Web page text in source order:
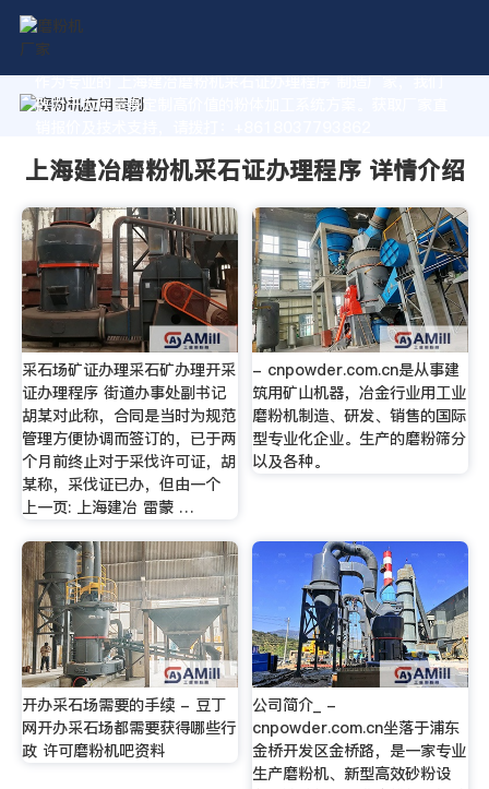
作为专业的 上海建冶磨粉机采石证办理程序 制造厂家，我们
致力于为您量身定制高价值的粉体加工系统方案。获取厂家直
上海建冶磨粉机采石证办理程序 详情介绍
采石场矿证办理采石矿办理开采
证办理程序 街道办事处副书记
胡某对此称，合同是当时为规范
管理方便协调而签订的，已于两
个月前终止对于采伐许可证，胡
某称，采伐证已办，但由一个
上一页: 上海建冶 雷蒙 …
- cnpowder.com.cn是从事建
筑用矿山机器，冶金行业用工业
磨粉机制造、研发、销售的国际
型专业化企业。生产的磨粉筛分
以及各种。
开办采石场需要的手续 - 豆丁
网开办采石场都需要获得哪些行
政 许可磨粉机吧资料
公司简介_ -
cnpowder.com.cn坐落于浦东
金桥开发区金桥路，是一家专业
生产磨粉机、新型高效砂粉设